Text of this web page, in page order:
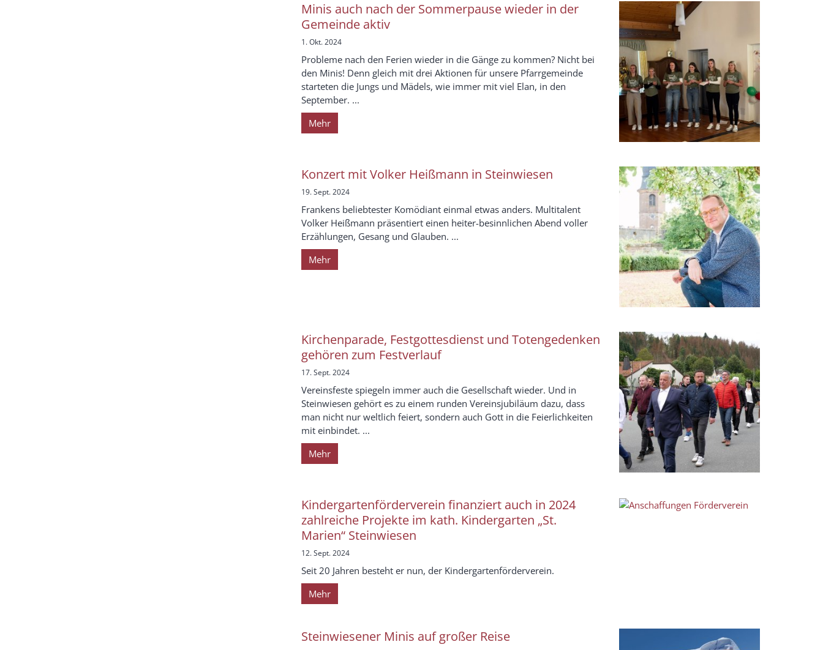
Minis auch nach der Sommerpause wieder in der
Gemeinde aktiv
1. Okt. 2024
Probleme nach den Ferien wieder in die Gänge zu kommen? Nicht bei
den Minis! Denn gleich mit drei Aktionen für unsere Pfarrgemeinde
starteten die Jungs und Mädels, wie immer mit viel Elan, in den
September. ...
Mehr
Konzert mit Volker Heißmann in Steinwiesen
19. Sept. 2024
Frankens beliebtester Komödiant einmal etwas anders. Multitalent
Volker Heißmann präsentiert einen heiter-besinnlichen Abend voller
Erzählungen, Gesang und Glauben. ...
Mehr
Kirchenparade, Festgottesdienst und Totengedenken
gehören zum Festverlauf
17. Sept. 2024
Vereinsfeste spiegeln immer auch die Gesellschaft wieder. Und in
Steinwiesen gehört es zu einem runden Vereinsjubiläum dazu, dass
man nicht nur weltlich feiert, sondern auch Gott in die Feierlichkeiten
mit einbindet. ...
Mehr
Kindergartenförderverein finanziert auch in 2024
zahlreiche Projekte im kath. Kindergarten „St.
Marien“ Steinwiesen
12. Sept. 2024
Seit 20 Jahren besteht er nun, der Kindergartenförderverein.
Mehr
Steinwiesener Minis auf großer Reise